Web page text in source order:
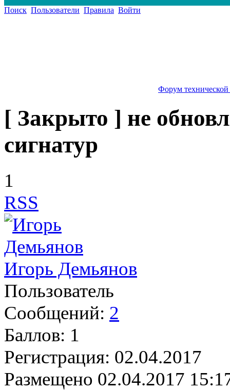
Поиск Пользователи Правила Войти
Форум
[ Закрыто ] не
сигнатур
1
RSS
Игорь Демьянов
Пользователь
Сообщений: 2
Баллов: 1
Регистрация: 02.04.2017
Размещено 02.04.2017